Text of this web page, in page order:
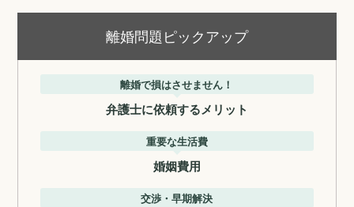
離婚問題ピックアップ
離婚で損はさせません！
弁護士に依頼するメリット
重要な生活費
婚姻費用
交渉・早期解決